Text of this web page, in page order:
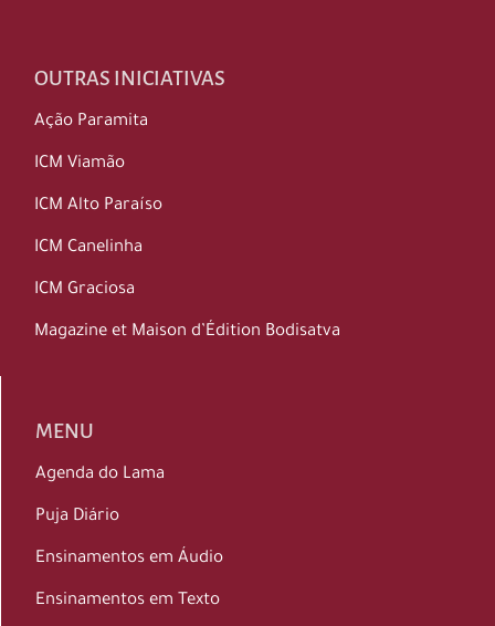
OUTRAS INICIATIVAS
Ação Paramita
ICM Viamão
ICM Alto Paraíso
ICM Canelinha
ICM Graciosa
Magazine et Maison d’Édition Bodisatva
MENU
Agenda do Lama
Puja Diário
Ensinamentos em Áudio
Ensinamentos em Texto